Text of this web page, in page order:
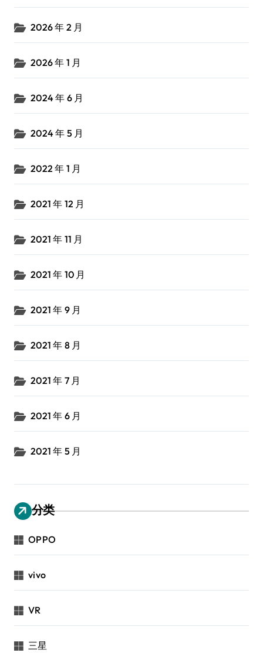
2026 年 2 月
2026 年 1 月
2024 年 6 月
2024 年 5 月
2022 年 1 月
2021 年 12 月
2021 年 11 月
2021 年 10 月
2021 年 9 月
2021 年 8 月
2021 年 7 月
2021 年 6 月
2021 年 5 月
分类
OPPO
vivo
VR
三星